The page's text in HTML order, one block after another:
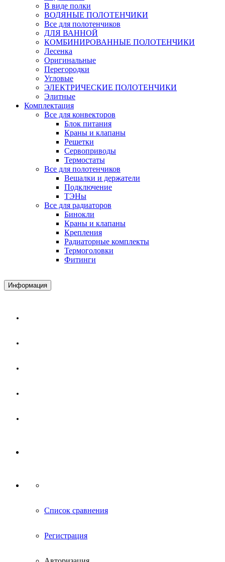
В виде полки
ВОДЯНЫЕ ПОЛОТЕНЧИКИ
Все для полотенчиков
ДЛЯ ВАННОЙ
КОМБИНИРОВАННЫЕ ПОЛОТЕНЧИКИ
Лесенка
Оригинальные
Перегородки
Угловые
ЭЛЕКТРИЧЕСКИЕ ПОЛОТЕНЧИКИ
Элитные
Комплектация
Все для конвекторов
Блок питания
Краны и клапаны
Решетки
Сервоприводы
Термостаты
Все для полотенчиков
Вешалки и держатели
Подключение
ТЭНы
Все для радиаторов
Бинокли
Краны и клапаны
Крепления
Радиаторные комплекты
Термоголовки
Фитинги
Информация
Список сравнения
Регистрация